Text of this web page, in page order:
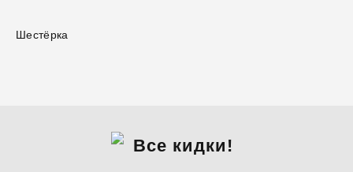
Шестёрка